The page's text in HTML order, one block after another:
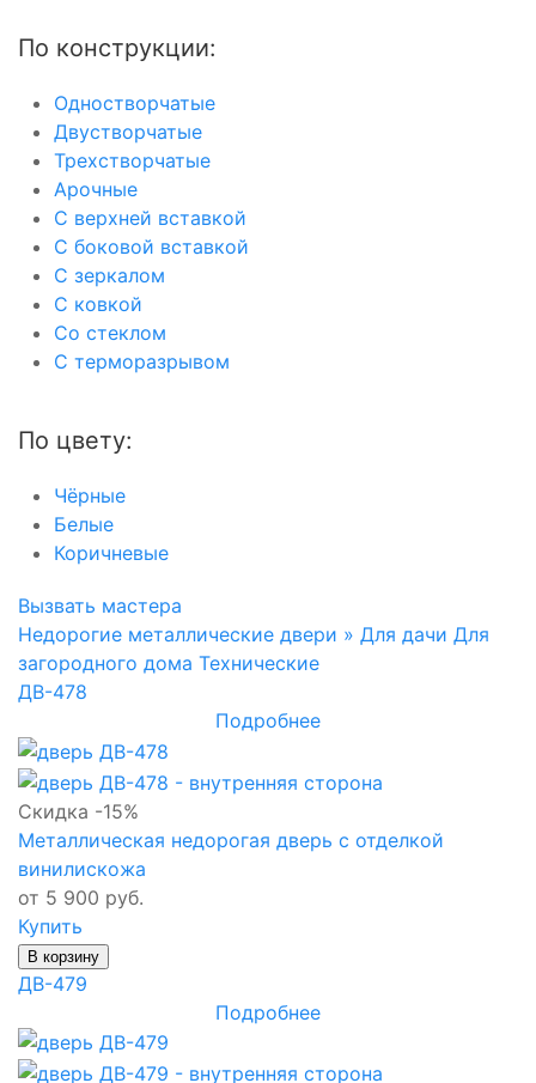
По конструкции:
Одностворчатые
Двустворчатые
Трехстворчатые
Арочные
С верхней вставкой
С боковой вставкой
С зеркалом
С ковкой
Со стеклом
С терморазрывом
По цвету:
Чёрные
Белые
Коричневые
Вызвать мастера
Недорогие металлические двери » Для дачи Для
загородного дома Технические
ДВ-478
Подробнее
Скидка -15%
Металлическая недорогая дверь с отделкой
винилискожа
от 5 900 руб.
Купить
В корзину
ДВ-479
Подробнее